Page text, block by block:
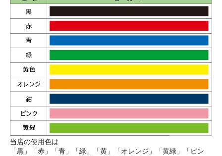
当店の使用色は
「黒」「赤」「青」「緑」「黄」「オレンジ」「黄緑」「ピン